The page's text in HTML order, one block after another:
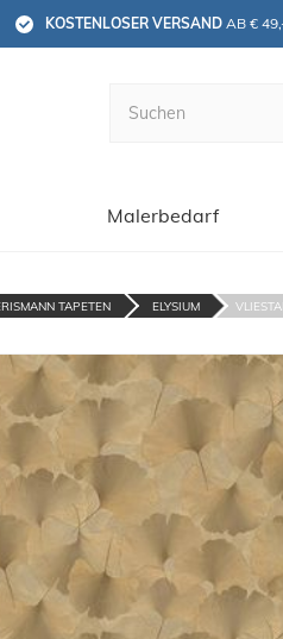
KOSTENLOSER VERSAND AB €
Malerbedarf
TAPETEN ELYSIUM